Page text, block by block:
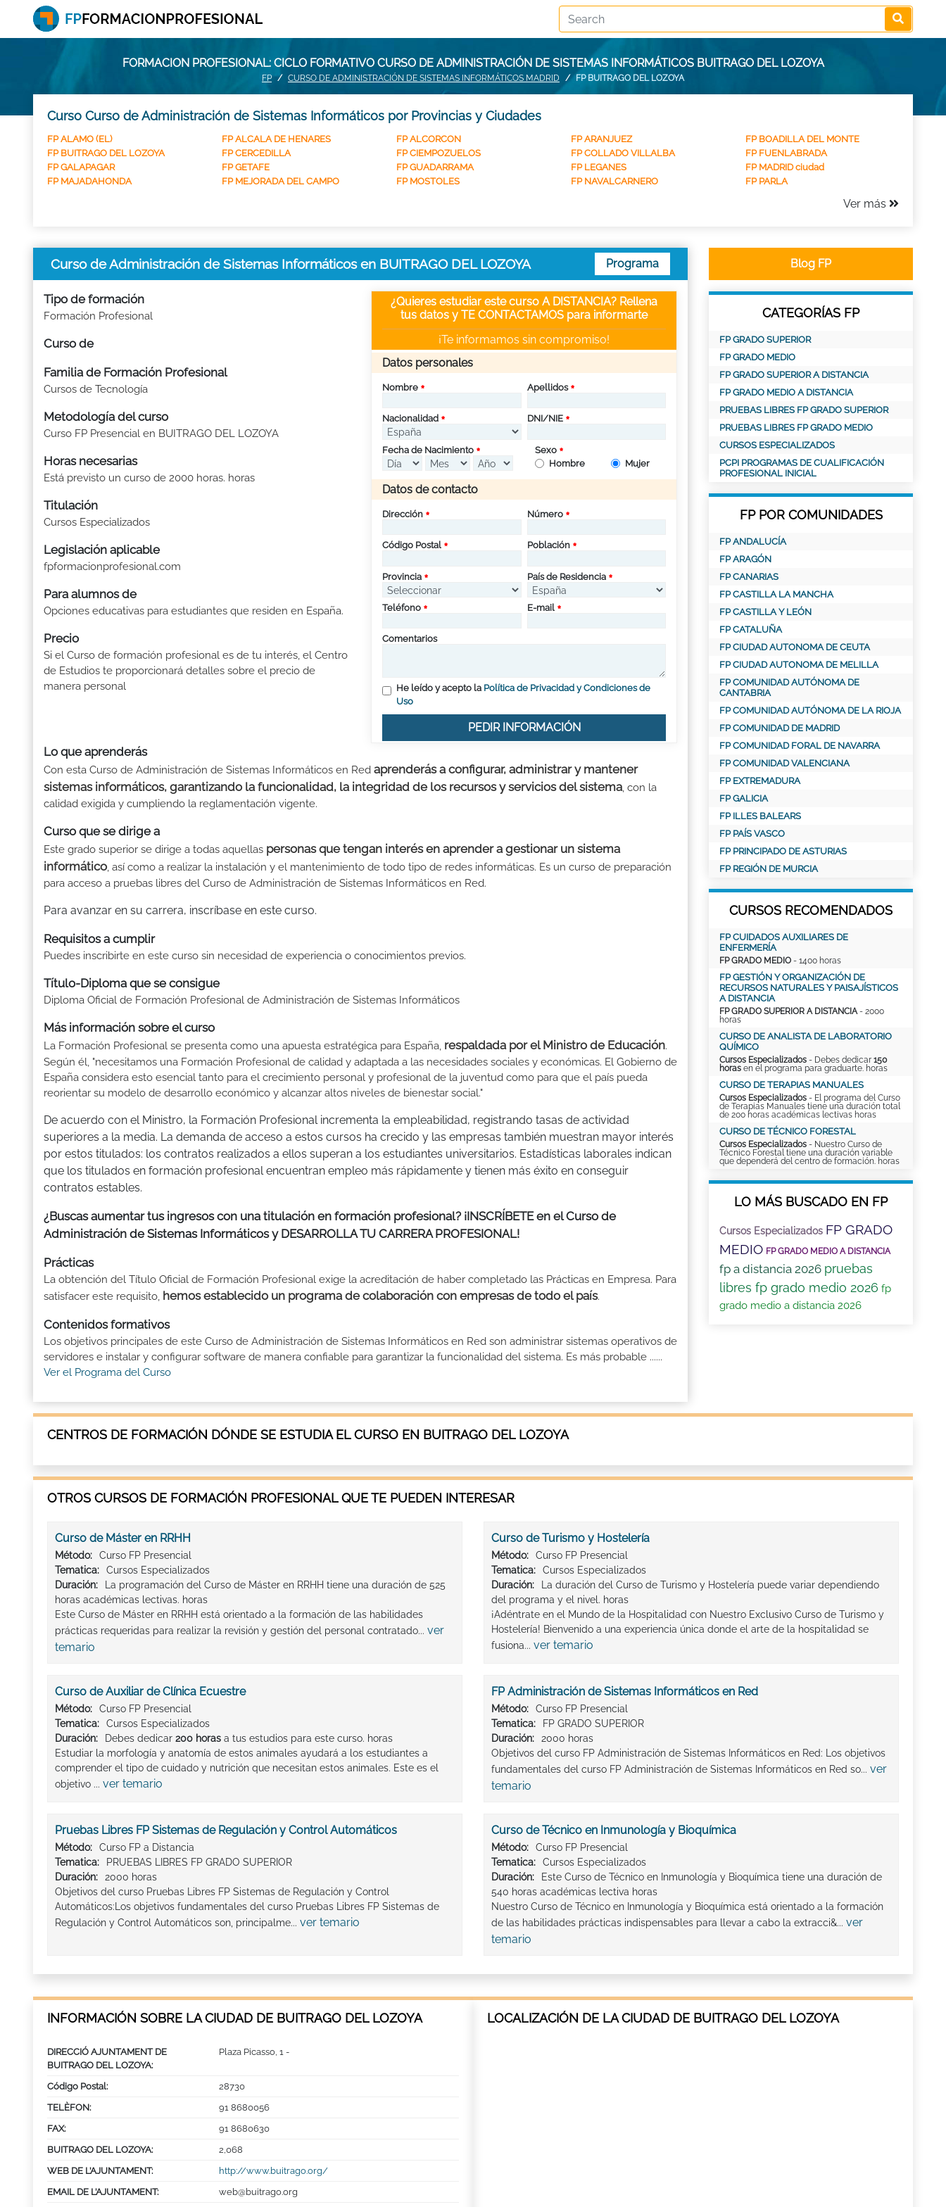
FORMACION PROFESIONAL: CICLO FORMATIVO CURSO DE ADMINISTRACIÓN DE SISTEMAS INFORMÁTICOS BUITRAGO DEL LOZOYA
FP CURSO DE ADMINISTRACIÓN DE SISTEMAS INFORMÁTICOS MADRID FP BUITRAGO DEL LOZOYA
Curso Curso de Administración de Sistemas Informáticos por Provincias y Ciudades
FP ALAMO (EL) FP ALCALA DE HENARES FP ALCORCON FP ARANJUEZ
FP BOADILLA DEL MONTE
FP BUITRAGO DEL LOZOYA
FP CERCEDILLA FP CIEMPOZUELOS FP COLLADO VILLALBA
FP FUENLABRADA
FP GALAPAGAR
FP GETAFE FP GUADARRAMA FP LEGANES
FP MADRID ciudad
FP MAJADAHONDA
FP MEJORADA DEL CAMPO FP MOSTOLES FP NAVALCARNERO FP PARLA
Ver más
Curso de Administración de Sistemas Informáticos en BUITRAGO DEL LOZOYA Programa
Tipo de formación
Formación Profesional
Curso de
Familia de Formación Profesional
Cursos de Tecnología
Metodología del curso
Curso FP Presencial en BUITRAGO DEL LOZOYA
Horas necesarias
Está previsto un curso de 2000 horas. horas
Titulación
Cursos Especializados
Legislación aplicable
fpformacionprofesional.com
Para alumnos de
Opciones educativas para estudiantes que residen en España.
Precio
Si el Curso de formación profesional es de tu interés, el Centro
de Estudios te proporcionará detalles sobre el precio de
manera personal
¿Quieres estudiar este curso A DISTANCIA? Rellena
tus datos y TE CONTACTAMOS para informarte
¡Te informamos sin compromiso!
Datos personales
Nombre Apellidos
Nacionalidad DNI/NIE
Fecha de Nacimiento
Sexo
Hombre
Mujer
Datos de contacto
Dirección Número
Código Postal Población
Provincia País de Residencia
Teléfono E-mail
Comentarios
He leído y acepto la Política de Privacidad y Condiciones de
Uso
PEDIR INFORMACIÓN
Lo que aprenderás
Con esta Curso de Administración de Sistemas Informáticos en Red aprenderás a configurar, administrar y mantener
sistemas informáticos, garantizando la funcionalidad, la integridad de los recursos y servicios del sistema, con la
calidad exigida y cumpliendo la reglamentación vigente.
Curso que se dirige a
Este grado superior se dirige a todas aquellas personas que tengan interés en aprender a gestionar un sistema
informático, así como a realizar la instalación y el mantenimiento de todo tipo de redes informáticas. Es un curso de preparación
para acceso a pruebas libres del Curso de Administración de Sistemas Informáticos en Red.
Para avanzar en su carrera, inscríbase en este curso.
Requisitos a cumplir
Puedes inscribirte en este curso sin necesidad de experiencia o conocimientos previos.
Título-Diploma que se consigue
Diploma Oficial de Formación Profesional de Administración de Sistemas Informáticos
Más información sobre el curso
La Formación Profesional se presenta como una apuesta estratégica para España, respaldada por el Ministro de Educación.
Según él, "necesitamos una Formación Profesional de calidad y adaptada a las necesidades sociales y económicas. El Gobierno de
España considera esto esencial tanto para el crecimiento personal y profesional de la juventud como para que el país pueda
reorientar su modelo de desarrollo económico y alcanzar altos niveles de bienestar social."
De acuerdo con el Ministro, la Formación Profesional incrementa la empleabilidad, registrando tasas de actividad
superiores a la media. La demanda de acceso a estos cursos ha crecido y las empresas también muestran mayor interés
por estos titulados: los contratos realizados a ellos superan a los estudiantes universitarios. Estadísticas laborales indican
que los titulados en formación profesional encuentran empleo más rápidamente y tienen más éxito en conseguir
contratos estables.
¿Buscas aumentar tus ingresos con una titulación en formación profesional? ¡INSCRÍBETE en el Curso de
Administración de Sistemas Informáticos y DESARROLLA TU CARRERA PROFESIONAL!
Prácticas
La obtención del Título Oficial de Formación Profesional exige la acreditación de haber completado las Prácticas en Empresa. Para
satisfacer este requisito, hemos establecido un programa de colaboración con empresas de todo el país.
Contenidos formativos
Los objetivos principales de este Curso de Administración de Sistemas Informáticos en Red son administrar sistemas operativos de
servidores e instalar y configurar software de manera confiable para garantizar la funcionalidad del sistema. Es más probable ......
Ver el Programa del Curso
Blog FP
CATEGORÍAS FP
FP GRADO SUPERIOR
FP GRADO MEDIO
FP GRADO SUPERIOR A DISTANCIA
FP GRADO MEDIO A DISTANCIA
PRUEBAS LIBRES FP GRADO SUPERIOR
PRUEBAS LIBRES FP GRADO MEDIO
CURSOS ESPECIALIZADOS
PCPI PROGRAMAS DE CUALIFICACIÓN
PROFESIONAL INICIAL
FP POR COMUNIDADES
FP ANDALUCÍA
FP ARAGÓN
FP CANARIAS
FP CASTILLA LA MANCHA
FP CASTILLA Y LEÓN
FP CATALUÑA
FP CIUDAD AUTONOMA DE CEUTA
FP CIUDAD AUTONOMA DE MELILLA
FP COMUNIDAD AUTÓNOMA DE
CANTABRIA
FP COMUNIDAD AUTÓNOMA DE LA RIOJA
FP COMUNIDAD DE MADRID
FP COMUNIDAD FORAL DE NAVARRA
FP COMUNIDAD VALENCIANA
FP EXTREMADURA
FP GALICIA
FP ILLES BALEARS
FP PAÍS VASCO
FP PRINCIPADO DE ASTURIAS
FP REGIÓN DE MURCIA
CURSOS RECOMENDADOS
FP CUIDADOS AUXILIARES DE
ENFERMERÍA
FP GRADO MEDIO - 1400 horas
FP GESTIÓN Y ORGANIZACIÓN DE
RECURSOS NATURALES Y PAISAJÍSTICOS
A DISTANCIA
FP GRADO SUPERIOR A DISTANCIA- 2000
horas
CURSO DE ANALISTA DE LABORATORIO
QUÍMICO
Cursos Especializados - Debes dedicar 150
horas en el programa para graduarte. horas
CURSO DE TERAPIAS MANUALES
Cursos Especializados - El programa del Curso
de Terapias Manuales tiene una duración total
de 200 horas académicas lectivas horas
CURSO DE TÉCNICO FORESTAL
Cursos Especializados - Nuestro Curso de
Técnico Forestal tiene una duración variable
que dependerá del centro de formación. horas
LO MÁS BUSCADO EN FP
Cursos Especializados FP GRADO
MEDIO FP GRADO MEDIO A DISTANCIA
fp a distancia 2026 pruebas
libres fp grado medio 2026 fp
grado medio a distancia 2026
CENTROS DE FORMACIÓN DÓNDE SE ESTUDIA EL CURSO EN BUITRAGO DEL LOZOYA
OTROS CURSOS DE FORMACIÓN PROFESIONAL QUE TE PUEDEN INTERESAR
Curso de Máster en RRHH
Método:
Curso FP Presencial
Tematica:
Cursos Especializados
Duración:
La programación del Curso de Máster en RRHH tiene una duración de 525
horas académicas lectivas. horas
Este Curso de Máster en RRHH está orientado a la formación de las habilidades
prácticas requeridas para realizar la revisión y gestión del personal contratado... ver
temario
Curso de Turismo y Hostelería
Método:
Curso FP Presencial
Tematica:
Cursos Especializados
Duración:
La duración del Curso de Turismo y Hostelería puede variar dependiendo
del programa y el nivel. horas
¡Adéntrate en el Mundo de la Hospitalidad con Nuestro Exclusivo Curso de Turismo y
Hostelería! Bienvenido a una experiencia única donde el arte de la hospitalidad se
fusiona... ver temario
Curso de Auxiliar de Clínica Ecuestre
Método:
Curso FP Presencial
Tematica:
Cursos Especializados
Duración:
Debes dedicar 200 horas a tus estudios para este curso. horas
Estudiar la morfología y anatomía de estos animales ayudará a los estudiantes a
comprender el tipo de cuidado y nutrición que necesitan estos animales. Este es el
objetivo ... ver temario
FP Administración de Sistemas Informáticos en Red
Método:
Curso FP Presencial
Tematica:
FP GRADO SUPERIOR
Duración:
2000 horas
Objetivos del curso FP Administración de Sistemas Informáticos en Red: Los objetivos
fundamentales del curso FP Administración de Sistemas Informáticos en Red so... ver
temario
Pruebas Libres FP Sistemas de Regulación y Control Automáticos
Método:
Curso FP a Distancia
Tematica:
PRUEBAS LIBRES FP GRADO SUPERIOR
Duración:
2000 horas
Objetivos del curso Pruebas Libres FP Sistemas de Regulación y Control
Automáticos:Los objetivos fundamentales del curso Pruebas Libres FP Sistemas de
Regulación y Control Automáticos son, principalme... ver temario
Curso de Técnico en Inmunología y Bioquímica
Método:
Curso FP Presencial
Tematica:
Cursos Especializados
Duración:
Este Curso de Técnico en Inmunología y Bioquímica tiene una duración de
540 horas académicas lectiva horas
Nuestro Curso de Técnico en Inmunología y Bioquímica está orientado a la formación
de las habilidades prácticas indispensables para llevar a cabo la extracci&... ver
temario
INFORMACIÓN SOBRE LA CIUDAD DE BUITRAGO DEL LOZOYA
DIRECCIÓ AJUNTAMENT DE
BUITRAGO DEL LOZOYA:
Plaza Picasso, 1 -
Código Postal:
28730
TELÈFON:
91 8680056
FAX:
91 8680630
BUITRAGO DEL LOZOYA:
2,068
WEB DE L’AJUNTAMENT:
http://www.buitrago.org/
EMAIL DE L’AJUNTAMENT:
web@buitrago.org
LOCALIZACIÓN DE LA CIUDAD DE BUITRAGO DEL LOZOYA